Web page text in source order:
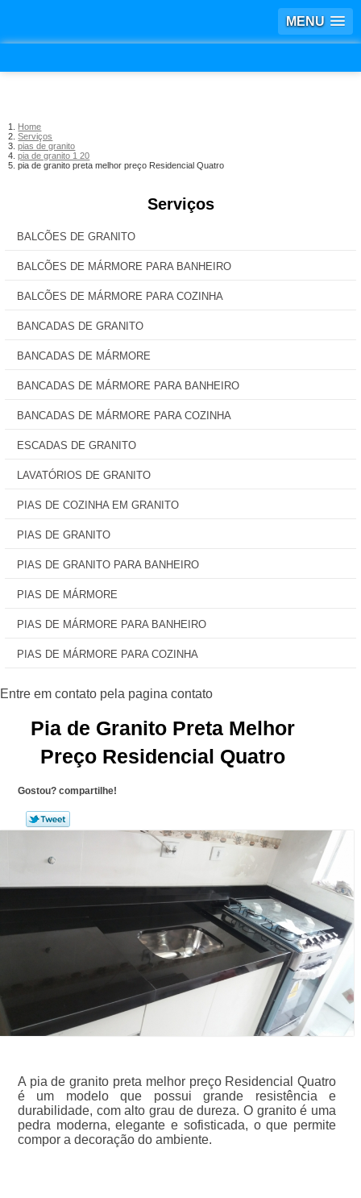
MENU
Home
Serviços
pias de granito
pia de granito 1 20
pia de granito preta melhor preço Residencial Quatro
Serviços
BALCÕES DE GRANITO
BALCÕES DE MÁRMORE PARA BANHEIRO
BALCÕES DE MÁRMORE PARA COZINHA
BANCADAS DE GRANITO
BANCADAS DE MÁRMORE
BANCADAS DE MÁRMORE PARA BANHEIRO
BANCADAS DE MÁRMORE PARA COZINHA
ESCADAS DE GRANITO
LAVATÓRIOS DE GRANITO
PIAS DE COZINHA EM GRANITO
PIAS DE GRANITO
PIAS DE GRANITO PARA BANHEIRO
PIAS DE MÁRMORE
PIAS DE MÁRMORE PARA BANHEIRO
PIAS DE MÁRMORE PARA COZINHA
Pia de Granito Preta Melhor
Preço Residencial Quatro
Gostou? compartilhe!
A pia de granito preta melhor preço Residencial Quatro
é um modelo que possui grande resistência e
durabilidade, com alto grau de dureza. O granito é uma
pedra moderna, elegante e sofisticada, o que permite
compor a decoração do ambiente.